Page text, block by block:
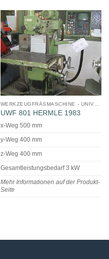
UWF 801 HERMLE 1983
x-Weg 500 mm
y-Weg 400 mm
z-Weg 400 mm
Gesamtleistungsbedarf 3 kW
Mehr Informationen auf der Produkt-
Seite